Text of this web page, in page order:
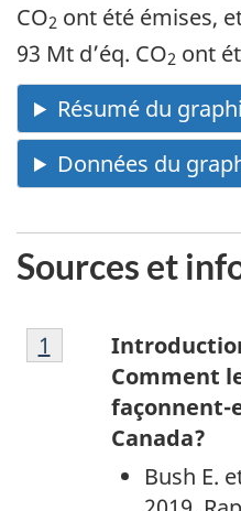
CO2 ont été émises,
93 Mt d’éq. CO2 ont
Sources et
Note
de
Comment
façonnent-
Canada?
Bush E.
Retour à la
1